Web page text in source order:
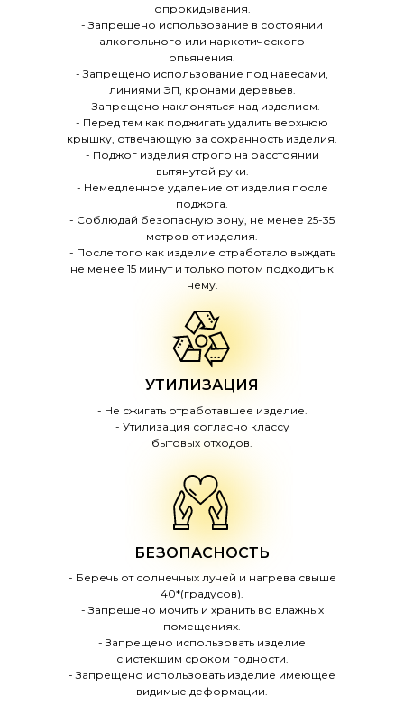
УТИЛИЗАЦИЯ
БЕЗОПАСНОСТЬ
- Не сжигать отработавшее изделие.
- Утилизация согласно классу
бытовых отходов.
- Беречь от солнечных лучей и нагрева свыше
40*(градусов).
- Запрещено мочить и хранить во влажных
помещениях.
- Запрещено использовать изделие
с истекшим сроком годности.
- Запрещено использовать изделие имеющее
видимые деформации.
опрокидывания.
- Запрещено использование в состоянии
алкогольного или наркотического
опьянения.
- Запрещено использование под навесами,
линиями ЭП, кронами деревьев.
- Запрещено наклоняться над изделием.
- Перед тем как поджигать удалить верхнюю
крышку, отвечающую за сохранность изделия.
- Поджог изделия строго на расстоянии
вытянутой руки.
- Немедленное удаление от изделия после
поджога.
- Соблюдай безопасную зону, не менее 25-35
метров от изделия.
- После того как изделие отработало выждать
не менее 15 минут и только потом подходить к
нему.